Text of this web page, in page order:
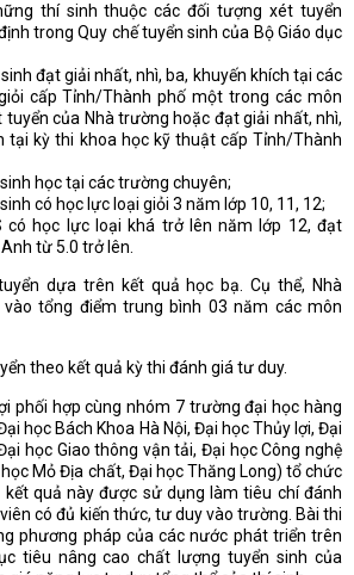
thí sinh thuộc các đối tượng xét tuyển
trong Quy chế tuyển sinh của Bộ Giáo dục
đạt giải nhất, nhì, ba, khuyến khích tại các
cấp Tỉnh/Thành phố một trong các môn
của Nhà trường hoặc đạt giải nhất, nhì,
tại kỳ thi khoa học kỹ thuật cấp Tỉnh/Thành
học tại các trường chuyên;
có học lực loại giỏi 3 năm lớp 10, 11, 12;
có học lực loại khá trở lên năm lớp 12, đạt
từ 5.0 trở lên.
dựa trên kết quả học bạ. Cụ thể, Nhà
tổng điểm trung bình 03 năm các môn
theo kết quả kỳ thi đánh giá tư duy.
phối hợp cùng nhóm 7 trường đại học hàng
học Bách Khoa Hà Nội, Đại học Thủy lợi, Đại
học Giao thông vận tải, Đại học Công nghệ
Mỏ Địa chất, Đại học Thăng Long) tổ chức
kết quả này được sử dụng làm tiêu chí đánh
có đủ kiến thức, tư duy vào trường. Bài thi
phương pháp của các nước phát triển trên
tiêu nâng cao chất lượng tuyển sinh của